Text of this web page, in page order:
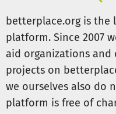
betterplace.org is the
platform. Since 2007
aid organizations and
projects on
we ourselves also do
platform is free of